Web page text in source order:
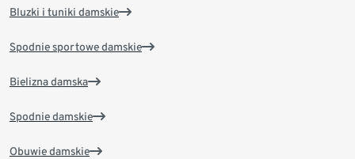
Bluzki i tuniki damskie
Spodnie sportowe damskie
Bielizna damska
Spodnie damskie
Obuwie damskie